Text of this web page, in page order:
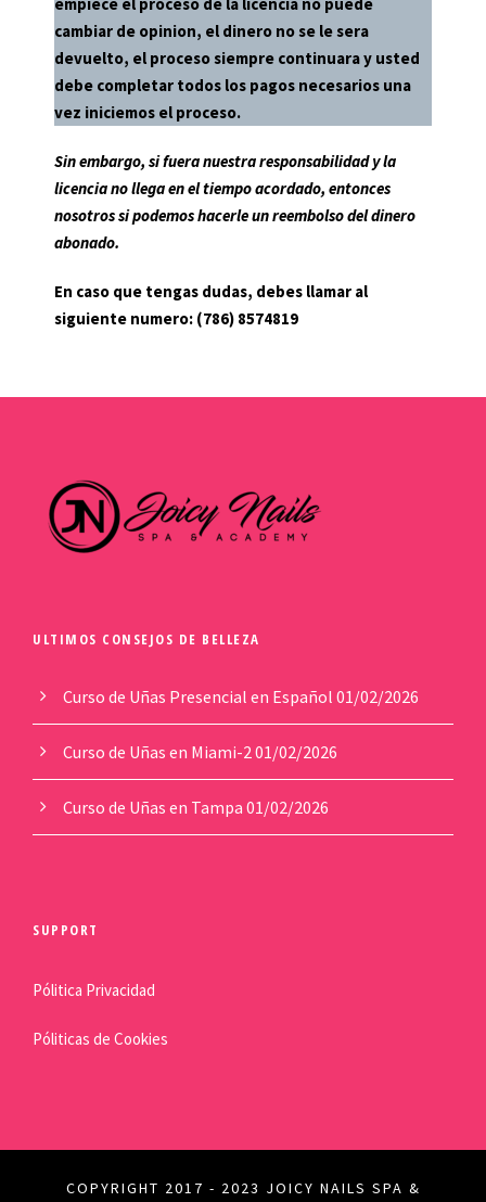
empiece el proceso de la licencia no puede
cambiar de opinion, el dinero no se le sera
devuelto, el proceso siempre continuara y usted
debe completar todos los pagos necesarios una
vez iniciemos el proceso.
Sin embargo, si fuera nuestra responsabilidad y la
licencia no llega en el tiempo acordado, entonces
nosotros si podemos hacerle un reembolso del dinero
abonado.
En caso que tengas dudas, debes llamar al
siguiente numero: (786) 8574819
ULTIMOS CONSEJOS DE BELLEZA
Curso de Uñas Presencial en Español 01/02/2026
Curso de Uñas en Miami-201/02/2026
Curso de Uñas en Tampa 01/02/2026
SUPPORT
Pólitica Privacidad
Póliticas de Cookies
COPYRIGHT 2017 - 2023 JOICY NAILS SPA &